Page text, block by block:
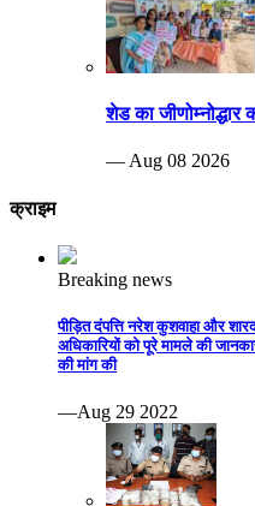
शेड का जीणोम्नोद्धार
— Aug 08 2026
क्राइम
Breaking news
पीड़ित दंपत्ति नरेश कुशवाहा और
अधिकारियों को पूरे मामले की
की मांग की
—Aug 29 2022